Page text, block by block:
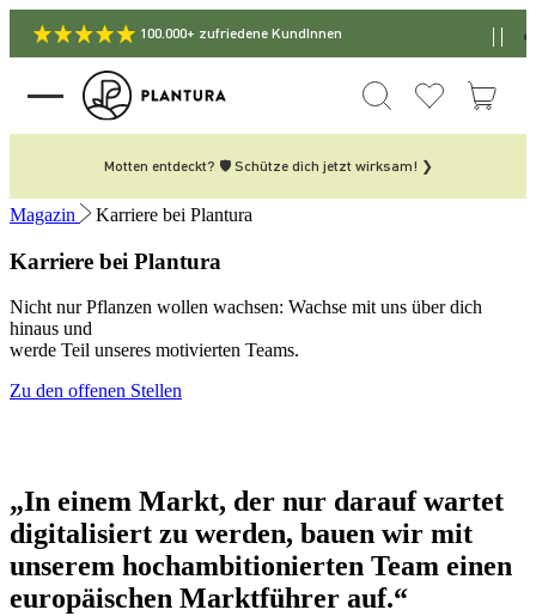
100.000+ zufriedene KundInnen
Motten entdeckt? 🛡️ Schütze dich jetzt wirksam! ❯
Magazin Karriere bei Plantura
Karriere bei Plantura
Nicht nur Pflanzen wollen wachsen: Wachse mit uns über dich
hinaus und
werde Teil unseres motivierten Teams.
Zu den offenen Stellen
„In einem Markt, der nur darauf wartet
digitalisiert zu werden, bauen wir mit
unserem hochambitionierten Team einen
europäischen Marktführer auf.“